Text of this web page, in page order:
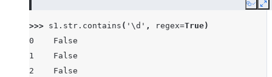
Copy
>>> s1 . str . contains ( '\d' , regex=True)
0    False
1    False
2    False